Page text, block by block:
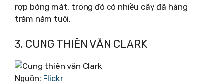
rợp bóng mát, trong đó có nhiều cây đã hàng
trăm năm tuổi.
3. CUNG THIÊN VĂN CLARK
Nguồn: Flickr